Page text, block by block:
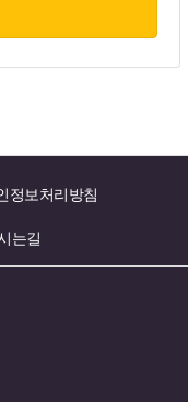
정보처리방침
는길